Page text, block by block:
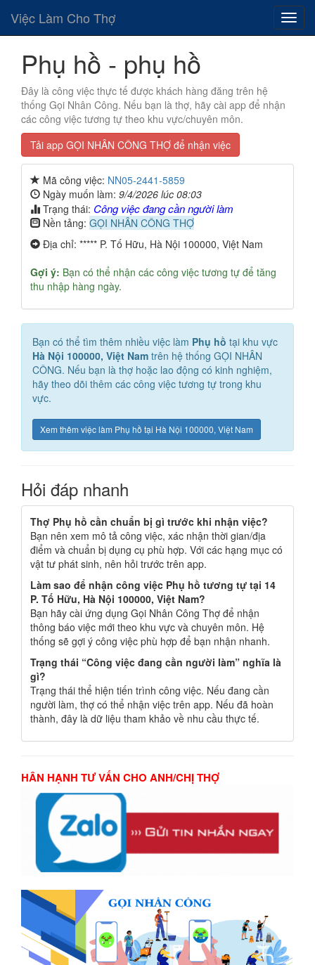
Việc Làm Cho Thợ
Phụ hồ - phụ hồ
Đây là công việc thực tế được khách hàng đăng trên hệ
thống Gọi Nhân Công. Nếu bạn là thợ, hãy cài app để nhận
các công việc tương tự theo khu vực/chuyên môn.
Tải app GỌI NHÂN CÔNG THỢ để nhận việc
Mã công việc: NN05-2441-5859
Ngày muốn làm: 9/4/2026 lúc 08:03
Trạng thái: Công việc đang cần người làm
Nền tảng: GỌI NHÂN CÔNG THỢ
Địa chỉ: ***** P. Tố Hữu, Hà Nội 100000, Việt Nam
Gợi ý: Bạn có thể nhận các công việc tương tự để tăng
thu nhập hàng ngày.
Bạn có thể tìm thêm nhiều việc làm Phụ hồ tại khu vực
Hà Nội 100000, Việt Nam trên hệ thống GỌI NHÂN
CÔNG. Nếu bạn là thợ hoặc lao động có kinh nghiệm,
hãy theo dõi thêm các công việc tương tự trong khu
vực.
Xem thêm việc làm Phụ hồ tại Hà Nội 100000, Việt Nam
Hỏi đáp nhanh
Thợ Phụ hồ cần chuẩn bị gì trước khi nhận việc?
Bạn nên xem mô tả công việc, xác nhận thời gian/địa
điểm và chuẩn bị dụng cụ phù hợp. Với các hạng mục có
vật tư phát sinh, nên hỏi trước trên app.
Làm sao để nhận công việc Phụ hồ tương tự tại 14
P. Tố Hữu, Hà Nội 100000, Việt Nam?
Bạn hãy cài ứng dụng Gọi Nhân Công Thợ để nhận
thông báo việc mới theo khu vực và chuyên môn. Hệ
thống sẽ gợi ý công việc phù hợp để bạn nhận nhanh.
Trạng thái “Công việc đang cần người làm” nghĩa là
gì?
Trạng thái thể hiện tiến trình công việc. Nếu đang cần
người làm, thợ có thể nhận việc trên app. Nếu đã hoàn
thành, đây là dữ liệu tham khảo về nhu cầu thực tế.
HÂN HẠNH TƯ VẤN CHO ANH/CHỊ THỢ